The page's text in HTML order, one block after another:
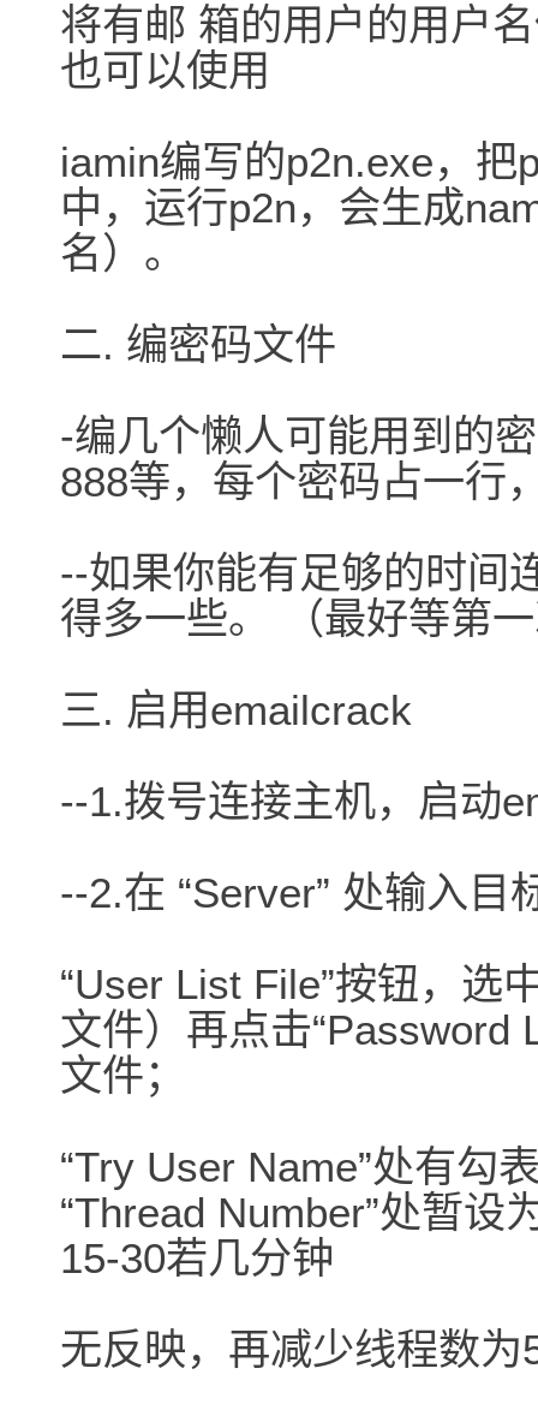
将有邮 箱的用户的用户
也可以使用
iamin编写的p2n.exe，
中，运行p2n，会生成
名）。
二. 编密码文件
-编几个懒人可能用到的
888等，每个密码占一行
--如果你能有足够的时间
得多一些。 （最好等第
三. 启用emailcrack
--1.拨号连接主机，启动
--2.在 “Server” 处输入目
“User List File”按钮，选
文件）再点击“Password
文件；
“Try User Name”处有勾
“Thread Number”处暂设
15-30若几分钟
无反映，再减少线程数为